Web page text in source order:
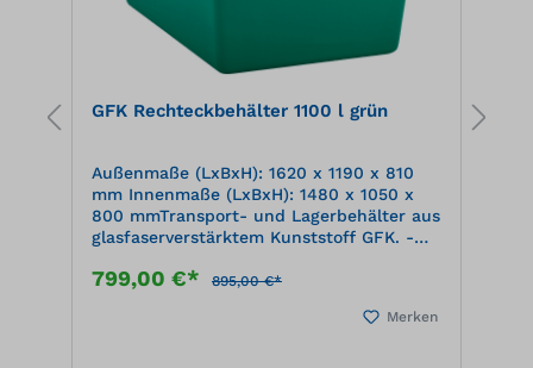
GFK Rechteckbehälter 1100 l grün
Außenmaße (LxBxH): 1620 x 1190 x 810
mm Innenmaße (LxBxH): 1480 x 1050 x
800 mmTransport- und Lagerbehälter aus
glasfaserverstärktem Kunststoff GFK. -
Griffrand - glatte Oberfläche - extrem
ineinander stapelbar - UV-beständig
799,00 €* 895,00 €*
Merken